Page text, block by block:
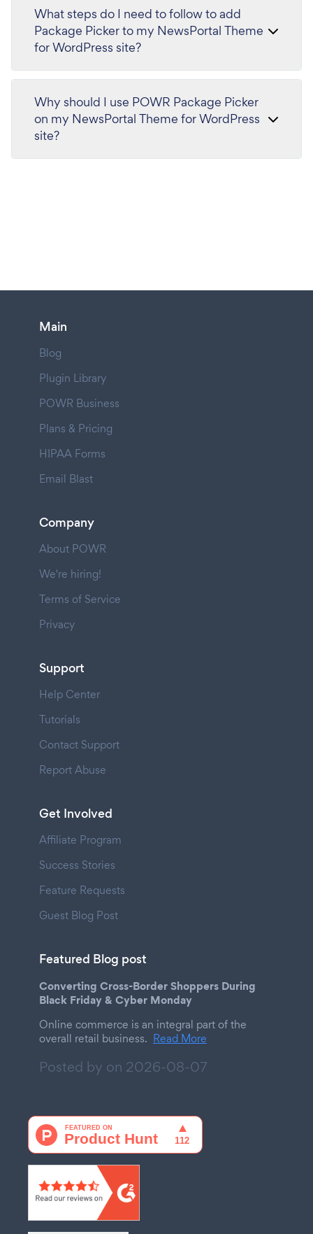
What steps do I need to follow to add
Package Picker to my NewsPortal Theme
for WordPress site?
Why should I use POWR Package Picker
on my NewsPortal Theme for WordPress
site?
Main
Blog
Plugin Library
POWR Business
Plans & Pricing
HIPAA Forms
Email Blast
Company
About POWR
We're hiring!
Terms of Service
Privacy
Support
Help Center
Tutorials
Contact Support
Report Abuse
Get Involved
Affiliate Program
Success Stories
Feature Requests
Guest Blog Post
Featured Blog post
Converting Cross-Border Shoppers During
Black Friday & Cyber Monday
Online commerce is an integral part of the
overall retail business. Read More
Posted by on 2026-08-07